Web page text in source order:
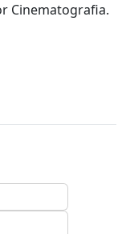
Cinematografia.